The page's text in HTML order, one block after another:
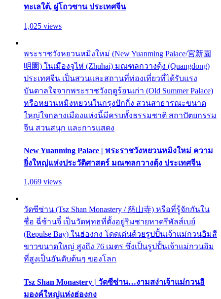
ทะเลใต้, ผู่โถวซาน ประเทศจีน
1,025 views
พระราชวังหยวนหมิงใหม่ (New Yuanming Palace/宮新園
明園) ในเมืองจูไห่ (Zhuhai) มณฑลกวางตุ้ง (Quangdong)
ประเทศจีน เป็นสวนและสถานที่ท่องเที่ยวที่ได้รับแรง
บันดาลใจจากพระราชวังฤดูร้อนเก่า (Old Summer Palace)
หรือหยวนหมิงหยวนในกรุงปักกิ่ง สวนสาธารณะขนาด
ใหญ่ใจกลางเมืองแห่งนี้มีครบทั้งธรรมชาติ สถาปัตยกรรม
จีน สวนสนุก และการแสดง
New Yuanming Palace | พระราชวังหยวนหมิงใหม่ ความ
ยิ่งใหญ่แห่งประวัติศาสตร์ มณฑลกวางตุ้ง ประเทศจีน
1,069 views
วัดซีซ่าน (Tsz Shan Monastery / 慈山寺) หรือที่รู้จักกันใน
ชื่อ ฉี่ซ้านจี๋ เป็นวัดพุทธที่ตั้งอยู่ริมชายหาดรีพัลส์เบย์
(Repulse Bay) ในฮ่องกง โดดเด่นด้วยรูปปั้นเจ้าแม่กวนอิมสี
ขาวขนาดใหญ่ สูงถึง 76 เมตร ซึ่งเป็นรูปปั้นเจ้าแม่กวนอิม
ที่สูงเป็นอันดับต้นๆ ของโลก
Tsz Shan Monastery | วัดซีซ่าน…งามสง่าเจ้าแม่กวนอิ
มองค์ใหญ่แห่งฮ่องกง